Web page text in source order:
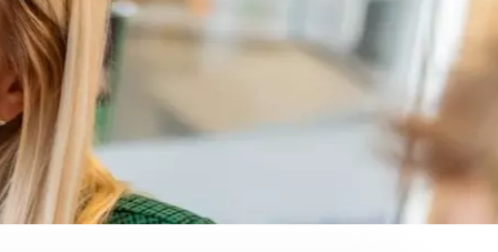
Upload CV